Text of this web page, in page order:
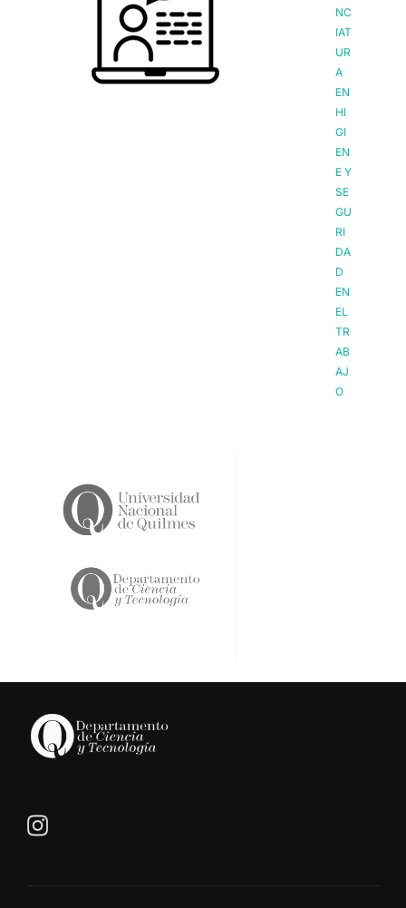
NC
IAT
UR
A
EN
HI
GI
EN
E Y
SE
GU
RI
DA
D
EN
EL
TR
AB
AJ
O